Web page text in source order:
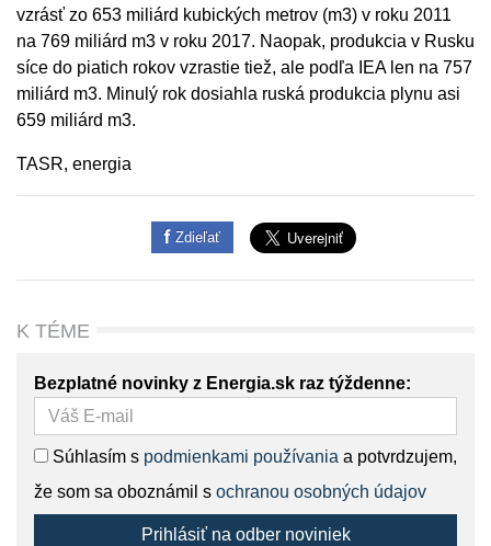
vzrásť zo 653 miliárd kubických metrov (m3) v roku 2011
na 769 miliárd m3 v roku 2017. Naopak, produkcia v Rusku
síce do piatich rokov vzrastie tiež, ale podľa IEA len na 757
miliárd m3. Minulý rok dosiahla ruská produkcia plynu asi
659 miliárd m3.
TASR, energia
Zdieľať
K TÉME
Bezplatné novinky z Energia.sk raz týždenne:
Súhlasím s podmienkami používania a potvrdzujem,
že som sa oboznámil s ochranou osobných údajov
Prihlásiť na odber noviniek